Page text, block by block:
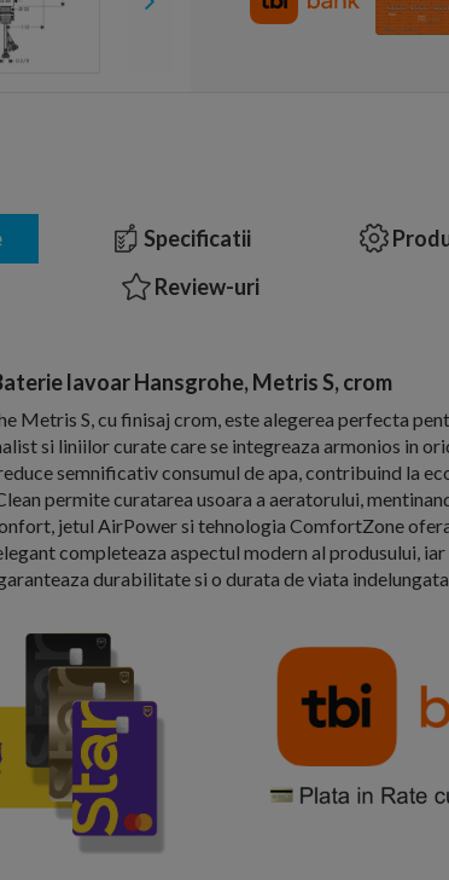
Specificatii
Review-uri
lavoar Hansgrohe, Metris S, crom
Metris S, cu finisaj crom, este alegerea perfecta
si liniilor curate care se integreaza armonios in
semnificativ consumul de apa, contribuind la
permite curatarea usoara a aeratorului,
jetul AirPower si tehnologia ComfortZone
completeaza aspectul modern al produsului,
durabilitate si o durata de viata